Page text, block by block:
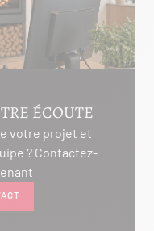
ÉCOUTE
votre projet et
? Contactez-